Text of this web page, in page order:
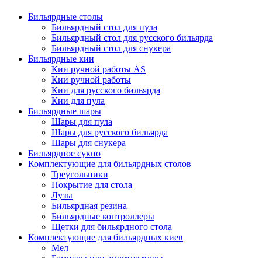
Бильярдные столы
Бильярдный стол для пула
Бильярдный стол для русского бильярда
Бильярдный стол для снукера
Бильярдные кии
Кии ручной работы AS
Кии ручной работы
Кии для русского бильярда
Кии для пула
Бильярдные шары
Шары для пула
Шары для русского бильярда
Шары для снукера
Бильярдное сукно
Комплектующие для бильярдных столов
Треугольники
Покрытие для стола
Лузы
Бильярдная резина
Бильярдные контроллеры
Щетки для бильярдного стола
Комплектующие для бильярдных киев
Мел